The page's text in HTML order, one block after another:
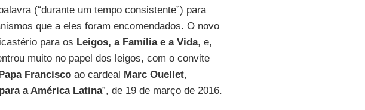
(“durante um tempo consistente”) para
que a eles foram encomendados. O novo
para os Leigos, a Família e a Vida, e,
muito no papel dos leigos, com o convite
Franciscoao cardeal Marc Ouellet,
a América Latina”, de 19 de março de 2016.